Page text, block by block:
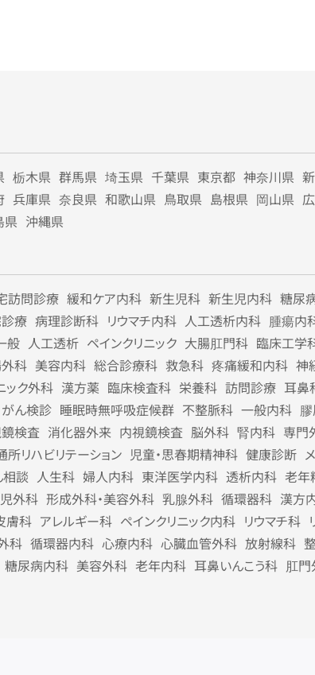
栃木県 群馬県 埼玉県 千葉県 東京都 神奈川県
兵庫県 奈良県 和歌山県 鳥取県 島根県 岡山県
県 沖縄県
訪問診療 緩和ケア内科 新生児科 新生児内科 糖尿
療 病理診断科 リウマチ内科 人工透析内科 腫瘍内
般 人工透析 ペインクリニック 大腸肛門科 臨床工学
科 美容内科 総合診療科 救急科 疼痛緩和内科 神
ック外科 漢方薬 臨床検査科 栄養科 訪問診療 耳鼻
がん検診 睡眠時無呼吸症候群 不整脈科 一般内科
検査 消化器外来 内視鏡検査 脳外科 腎内科 専門
所リハビリテーション 児童・思春期精神科 健康診断
談 人生科 婦人内科 東洋医学内科 透析内科 老年
外科 形成外科・美容外科 乳腺外科 循環器科 漢方
膚科 アレルギー科 ペインクリニック内科 リウマチ科
科 循環器内科 心療内科 心臓血管外科 放射線科
糖尿病内科 美容外科 老年内科 耳鼻いんこう科 肛